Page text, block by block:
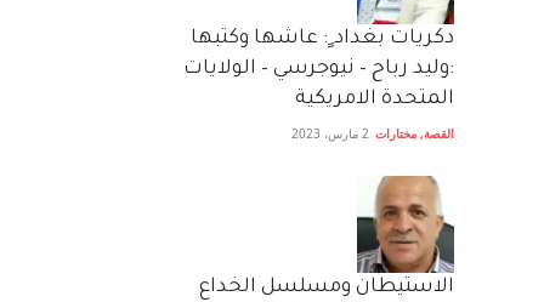
دكريات بغداد ٍ: عاشها وكتبها
:وليد رباح – نيوجرسي – الولايات
المتحدة الامريكية
القصة, مختارات 2 مارس، 2023
الاستيطان ومسلسل الخداع